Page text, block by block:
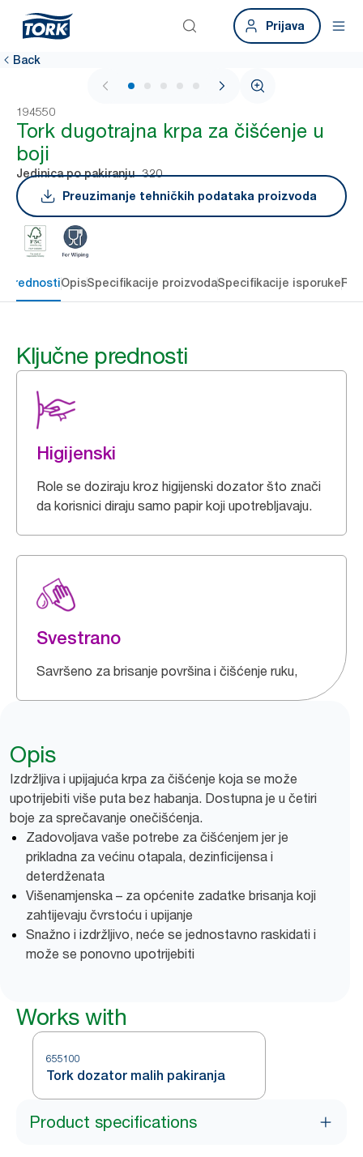
Prijava
Back
1 / 5
194550
Tork dugotrajna krpa za čišćenje u
boji
Jedinica po pakiranju
320
Preuzimanje tehničkih podataka proizvoda
prednostiOpisSpecifikacije proizvodaSpecifikacije isporuke
Ključne prednosti
Higijenski
Role se doziraju kroz higijenski dozator što znači
da korisnici diraju samo papir koji upotrebljavaju.
Svestrano
Savršeno za brisanje površina i čišćenje ruku,
Opis
Izdržljiva i upijajuća krpa za čišćenje koja se može
upotrijebiti više puta bez habanja. Dostupna je u četiri
boje za sprečavanje onečišćenja.
Zadovoljava vaše potrebe za čišćenjem jer je
prikladna za većinu otapala, dezinficijensa i
deterdženata
Višenamjenska – za općenite zadatke brisanja koji
zahtijevaju čvrstoću i upijanje
Snažno i izdržljivo, neće se jednostavno raskidati i
može se ponovno upotrijebiti
Works with
655100
Tork dozator malih pakiranja
Product specifications